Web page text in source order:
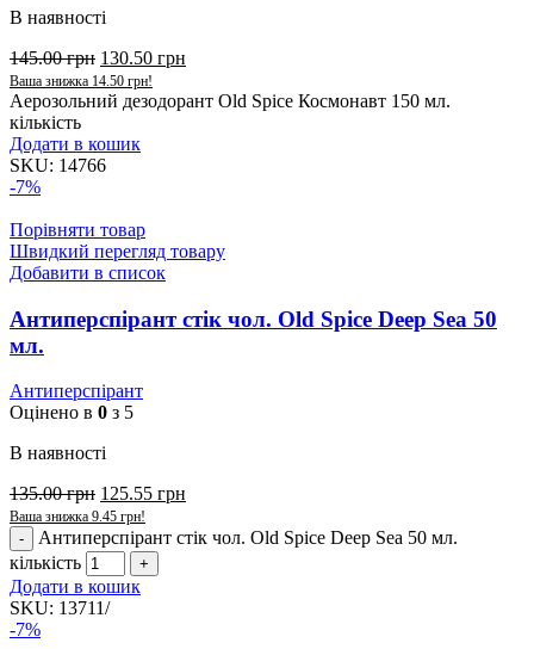
В наявності
145.00грн 130.50 грн
Ваша знижка 14.50 грн!
Аерозольний дезодорант Old Spice Космонавт 150 мл.
кількість
Додати в кошик
SKU: 14766
-7%
Порівняти товар
Швидкий перегляд товару
Добавити в список
Антиперспірант стік чол. Old Spice Deep Sea 50
мл.
Антиперспірант
Оцінено в 0 з 5
В наявності
135.00грн 125.55 грн
Ваша знижка 9.45 грн!
Антиперспірант стік чол. Old Spice Deep Sea 50 мл.
кількість
Додати в кошик
SKU: 13711/
-7%